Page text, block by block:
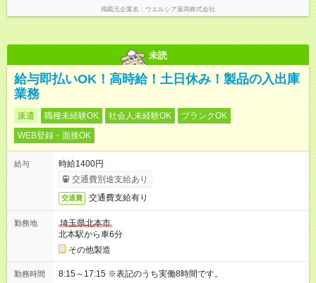
掲載元企業名 ウエルシア薬局株式会社
未読
給与即払いOK！高時給！土日休み！製品の入出庫
業務
派遣 職種未経験OK 社会人未経験OK
ブランクOK
WEB登録・面接OK
給与
時給1400円
交通費別途支給あり
交通費 交通費支給有り
勤務地
埼玉県北本市
北本駅から車6分
その他製造
勤務時間 8:15～17:15 ※表記のうち実働8時間です。